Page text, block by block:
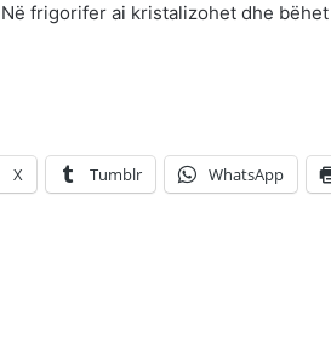
frigorifer ai kristalizohet dhe bëhet
X Tumblr WhatsApp